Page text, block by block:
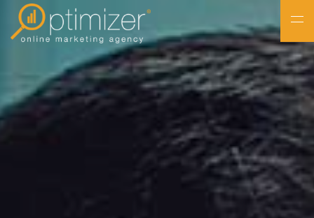
NL
FR